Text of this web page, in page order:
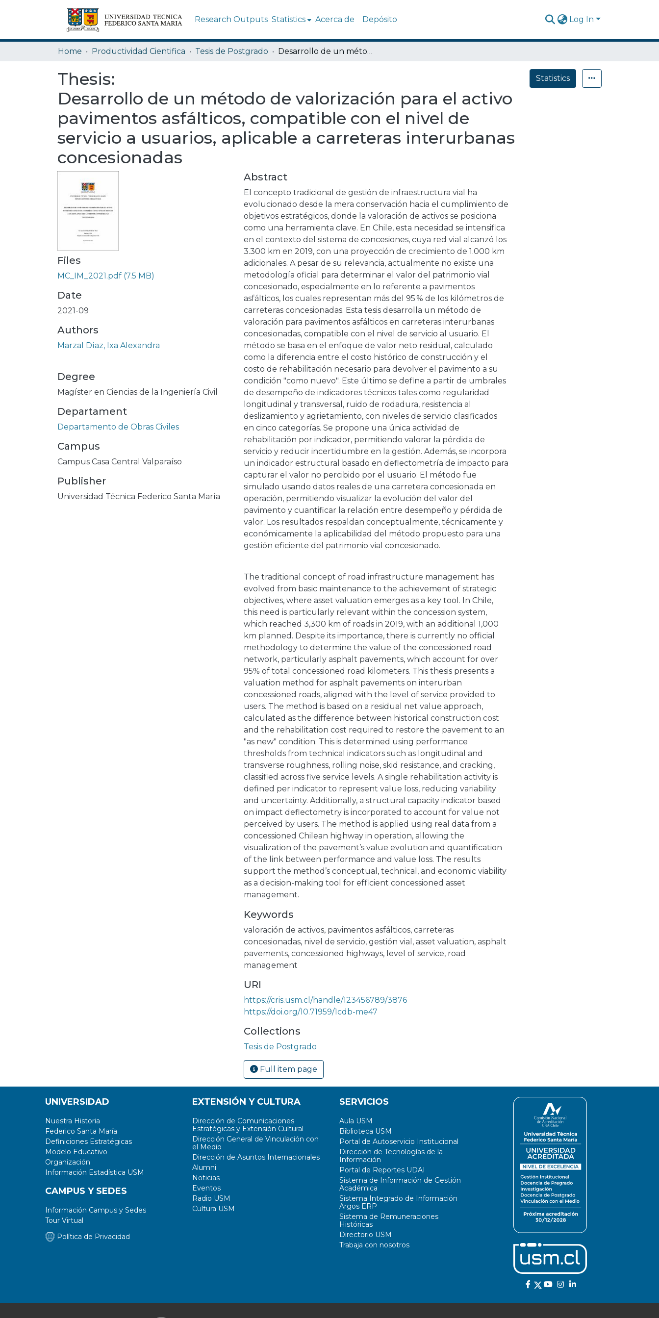
Research Outputs Statistics Acerca de Depósito Log In
Home Productividad Cientifica Tesis de Postgrado Desarrollo de un método de valorización para el activo pavimentos asfálticos, compatible con el nivel de servicio a usuarios, aplicable a carreteras interurbanas concesionadas
Thesis:
Desarrollo de un método de valorización para el activo
pavimentos asfálticos, compatible con el nivel de
servicio a usuarios, aplicable a carreteras interurbanas
concesionadas
Statistics
Files
MC_IM_2021.pdf (7.5 MB)
Date
2021-09
Authors
Marzal Díaz, Ixa Alexandra
Degree
Magíster en Ciencias de la Ingeniería Civil
Departament
Departamento de Obras Civiles
Campus
Campus Casa Central Valparaíso
Publisher
Universidad Técnica Federico Santa María
Abstract
El concepto tradicional de gestión de infraestructura vial ha
evolucionado desde la mera conservación hacia el cumplimiento de
objetivos estratégicos, donde la valoración de activos se posiciona
como una herramienta clave. En Chile, esta necesidad se intensifica
en el contexto del sistema de concesiones, cuya red vial alcanzó los
3.300 km en 2019, con una proyección de crecimiento de 1.000 km
adicionales. A pesar de su relevancia, actualmente no existe una
metodología oficial para determinar el valor del patrimonio vial
concesionado, especialmente en lo referente a pavimentos
asfálticos, los cuales representan más del 95 % de los kilómetros de
carreteras concesionadas. Esta tesis desarrolla un método de
valoración para pavimentos asfálticos en carreteras interurbanas
concesionadas, compatible con el nivel de servicio al usuario. El
método se basa en el enfoque de valor neto residual, calculado
como la diferencia entre el costo histórico de construcción y el
costo de rehabilitación necesario para devolver el pavimento a su
condición "como nuevo". Este último se define a partir de umbrales
de desempeño de indicadores técnicos tales como regularidad
longitudinal y transversal, ruido de rodadura, resistencia al
deslizamiento y agrietamiento, con niveles de servicio clasificados
en cinco categorías. Se propone una única actividad de
rehabilitación por indicador, permitiendo valorar la pérdida de
servicio y reducir incertidumbre en la gestión. Además, se incorpora
un indicador estructural basado en deflectometría de impacto para
capturar el valor no percibido por el usuario. El método fue
simulado usando datos reales de una carretera concesionada en
operación, permitiendo visualizar la evolución del valor del
pavimento y cuantificar la relación entre desempeño y pérdida de
valor. Los resultados respaldan conceptualmente, técnicamente y
económicamente la aplicabilidad del método propuesto para una
gestión eficiente del patrimonio vial concesionado.
The traditional concept of road infrastructure management has
evolved from basic maintenance to the achievement of strategic
objectives, where asset valuation emerges as a key tool. In Chile,
this need is particularly relevant within the concession system,
which reached 3,300 km of roads in 2019, with an additional 1,000
km planned. Despite its importance, there is currently no official
methodology to determine the value of the concessioned road
network, particularly asphalt pavements, which account for over
95% of total concessioned road kilometers. This thesis presents a
valuation method for asphalt pavements on interurban
concessioned roads, aligned with the level of service provided to
users. The method is based on a residual net value approach,
calculated as the difference between historical construction cost
and the rehabilitation cost required to restore the pavement to an
"as new" condition. This is determined using performance
thresholds from technical indicators such as longitudinal and
transverse roughness, rolling noise, skid resistance, and cracking,
classified across five service levels. A single rehabilitation activity is
defined per indicator to represent value loss, reducing variability
and uncertainty. Additionally, a structural capacity indicator based
on impact deflectometry is incorporated to account for value not
perceived by users. The method is applied using real data from a
concessioned Chilean highway in operation, allowing the
visualization of the pavement’s value evolution and quantification
of the link between performance and value loss. The results
support the method’s conceptual, technical, and economic viability
as a decision-making tool for efficient concessioned asset
management.
Keywords
valoración de activos, pavimentos asfálticos, carreteras
concesionadas, nivel de servicio, gestión vial , asset valuation, asphalt
pavements, concessioned highways, level of service, road
management
URI
https://cris.usm.cl/handle/123456789/3876
https://doi.org/10.71959/1cdb-me47
Collections
Tesis de Postgrado
Full item page
UNIVERSIDAD
Nuestra Historia
Federico Santa María
Definiciones Estratégicas
Modelo Educativo
Organización
Información Estadística USM
CAMPUS Y SEDES
Información Campus y Sedes
Tour Virtual
Política de Privacidad
EXTENSIÓN Y CULTURA
Dirección de Comunicaciones
Estratégicas y Extensión Cultural
Dirección General de Vinculación con
el Medio
Dirección de Asuntos Internacionales
Alumni
Noticias
Eventos
Radio USM
Cultura USM
SERVICIOS
Aula USM
Biblioteca USM
Portal de Autoservicio Institucional
Dirección de Tecnologías de la
Información
Portal de Reportes UDAI
Sistema de Información de Gestión
Académica
Sistema Integrado de Información
Argos ERP
Sistema de Remuneraciones
Históricas
Directorio USM
Trabaja con nosotros